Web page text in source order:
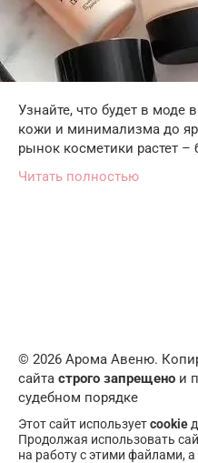
Узнайте, что будет в
кожи и минимализма до
рынок косметики растет –
Читать полностью
© 2026 Арома Авеню.
сайта строго запрещено и
судебном порядке
Этот сайт используетcookie
Продолжая использовать
на работу с этими файлами,